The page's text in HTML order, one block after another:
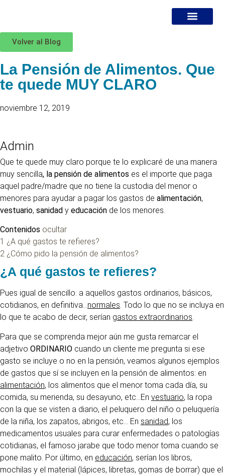
Volver al Blog
La Pensión de Alimentos. Que
te quede MUY CLARO
noviembre 12, 2019
Admin
Que te quede muy claro porque te lo explicaré de una manera
muy sencilla, la pensión de alimentos es el importe que paga
aquel padre/madre que no tiene la custodia del menor o
menores para ayudar a pagar los gastos de alimentación,
vestuario, sanidad y educación de los menores.
Contenidos ocultar
1 ¿A qué gastos te refieres?
2 ¿Cómo pido la pensión de alimentos?
¿A qué gastos te refieres?
Pues igual de sencillo: a aquellos gastos ordinarios, básicos,
cotidianos, en definitiva…normales. Todo lo que no se incluya en
lo que te acabo de decir, serían gastos extraordinarios.
Para que se comprenda mejor aún me gusta remarcar el
adjetivo ORDINARIO cuando un cliente me pregunta si ese
gasto se incluye o no en la pensión, veamos algunos ejemplos
de gastos que sí se incluyen en la pensión de alimentos: en
alimentación, los alimentos que el menor toma cada día, su
comida, su merienda, su desayuno, etc…En vestuario, la ropa
con la que se visten a diario, el peluquero del niño o peluquería
de la niña, los zapatos, abrigos, etc… En sanidad, los
medicamentos usuales para curar enfermedades o patologías
cotidianas, el famoso jarabe que todo menor toma cuando se
pone malito. Por último, en educación, serían los libros,
mochilas y el material (lápices, libretas, gomas de borrar) que el